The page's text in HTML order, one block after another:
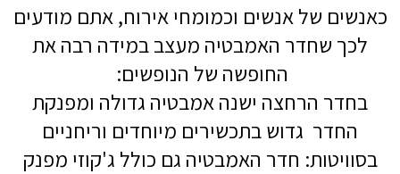
כאנשים של אנשים וכמומחי אירוח, אתם מודעים
לכך שחדר האמבטיה מעצב במידה רבה את
החופשה של הנופשים:
בחדר הרחצה ישנה אמבטיה גדולה ומפנקת
החדר גדוש בתכשירים מיוחדים וריחניים
בסוויטות: חדר האמבטיה גם כולל ג'קוזי מפנק